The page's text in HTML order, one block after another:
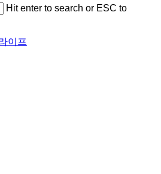
Hit enter to search or ESC to